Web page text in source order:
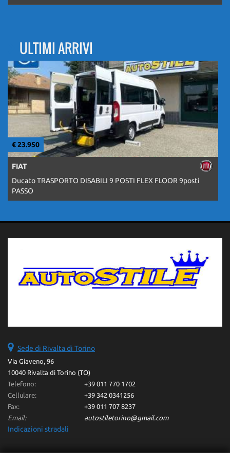
ULTIMI ARRIVI
€ 23.950
FIAT
Ducato TRASPORTO DISABILI 9 POSTI FLEX FLOOR 9posti
PASSO
Sede di Rivalta di Torino
Via Giaveno, 96
10040 Rivalta di Torino (TO)
Telefono:
+39 011 770 1702
Cellulare:
+39 342 0341256
Fax:
+39 011 707 8237
Email:
autostiletorino@gmail.com
Indicazioni stradali